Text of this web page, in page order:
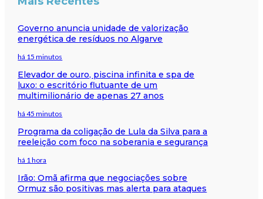
Governo anuncia unidade de valorização
energética de resíduos no Algarve
há 15 minutos
Elevador de ouro, piscina infinita e spa de
luxo: o escritório flutuante de um
multimilionário de apenas 27 anos
há 45 minutos
Programa da coligação de Lula da Silva para a
reeleição com foco na soberania e segurança
há 1 hora
Irão: Omã afirma que negociações sobre
Ormuz são positivas mas alerta para ataques